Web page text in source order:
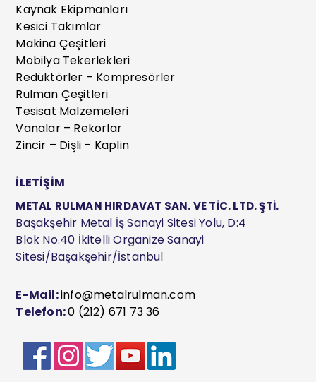
Kaynak Ekipmanları
Kesici Takımlar
Makina Çeşitleri
Mobilya Tekerlekleri
Redüktörler – Kompresörler
Rulman Çeşitleri
Tesisat Malzemeleri
Vanalar – Rekorlar
Zincir – Dişli – Kaplin
İLETİŞİM
METAL RULMAN HIRDAVAT SAN. VE TİC. LTD. ŞTİ.
Başakşehir Metal İş Sanayi Sitesi Yolu, D:4
Blok No.40 İkitelli Organize Sanayi
Sitesi/Başakşehir/İstanbul
E-Mail:info@metalrulman.com
Telefon:0 (212) 671 73 36